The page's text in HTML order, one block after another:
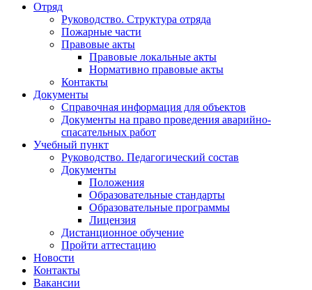
Отряд
Руководство. Структура отряда
Пожарные части
Правовые акты
Правовые локальные акты
Нормативно правовые акты
Контакты
Документы
Справочная информация для объектов
Документы на право проведения аварийно-
спасательных работ
Учебный пункт
Руководство. Педагогический состав
Документы
Положения
Образовательные стандарты
Образовательные программы
Лицензия
Дистанционное обучение
Пройти аттестацию
Новости
Контакты
Вакансии